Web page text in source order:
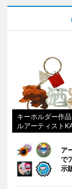
キーホルダー作
ルアーティスト
ア
で
示